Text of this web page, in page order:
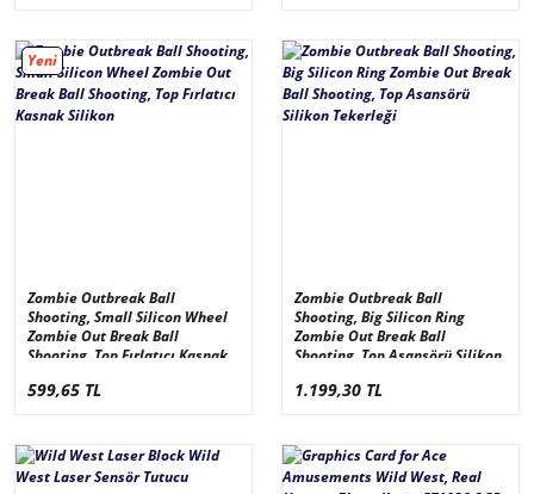
Yeni
Zombie Outbreak Ball
Shooting, Small Silicon Wheel
Zombie Out Break Ball
Shooting, Top Fırlatıcı Kasnak
599,65 TL
Zombie Outbreak Ball
Shooting, Big Silicon Ring
Zombie Out Break Ball
Shooting, Top Asansörü Silikon
1.199,30 TL